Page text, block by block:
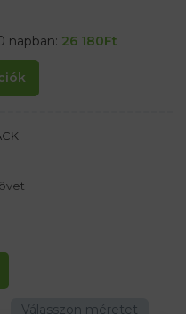
napban: 26 180Ft